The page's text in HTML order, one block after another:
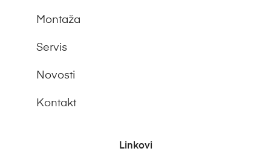
Montaža
Servis
Novosti
Kontakt
Linkovi